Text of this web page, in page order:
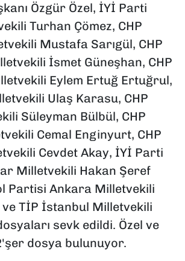
Özgür Özel, İYİ Parti
Turhan Çömez, CHP
Mustafa Sarıgül, CHP
İsmet Güneşhan, CHP
Eylem Ertuğ Ertuğrul,
Ulaş Karasu, CHP
Süleyman Bülbül, CHP
Cemal Enginyurt, CHP
Cevdet Akay, İYİ Parti
Milletvekili Hakan Şeref
Partisi Ankara Milletvekili
TİP İstanbul Milletvekili
sevk edildi. Özel ve
dosya bulunuyor.